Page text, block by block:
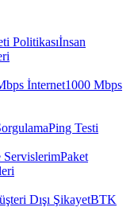
Politikasıİnsan
İnternet1000 Mbps
Ping Testi
ServislerimPaket
Dışı ŞikayetBTK